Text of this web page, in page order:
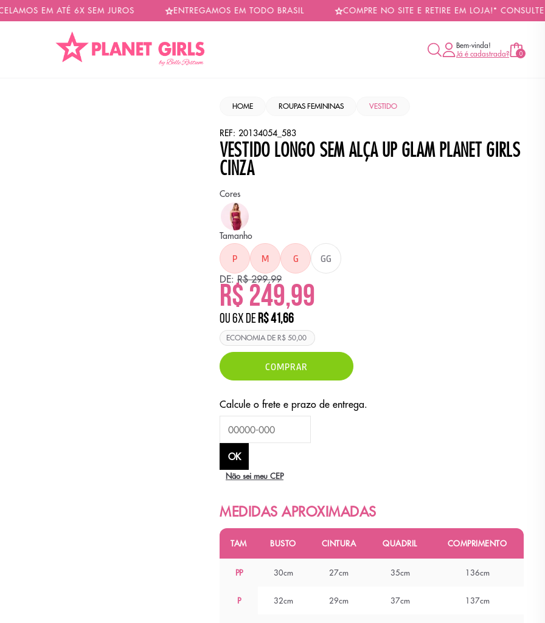
EM ATÉ 6X SEM JUROS ENTREGAMOS EM TODO BRASIL COMPRE NO SITE E RETIRE EM LOJA!* CONSULTE
Bem-vinda!
Já é cadastrada?
0
HOME ROUPAS FEMININAS VESTIDO
REF: 20134054_583
VESTIDO LONGO SEM ALÇA UP GLAM PLANET GIRLS
CINZA
Cores
Tamanho
P M G GG
DE: R$ 299,99
R$ 249,99
ou6xdeR$ 41,66
ECONOMIA DE R$ 50,00
COMPRAR
Não sei meu CEP
TAM BUSTO CINTURA QUADRIL COMPRIMENTO
PP 30cm 27cm 35cm 136cm
P 32cm 29cm 37cm 137cm